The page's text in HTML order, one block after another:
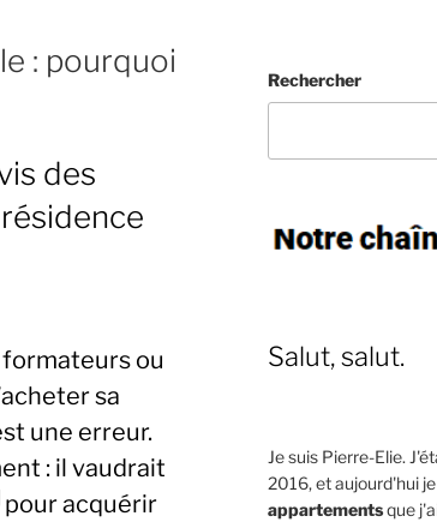
: pourquoi
des
ou
sa
une erreur.
: il vaudrait
pour acquérir
Rechercher
Salut, salut.
Je suis Pierre-Elie.
2016, et aujourd'hui
appartementsque